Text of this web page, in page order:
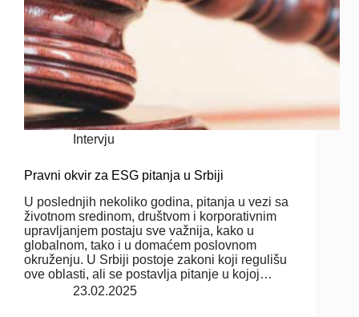
Intervju
Pravni okvir za ESG pitanja u Srbiji
U poslednjih nekoliko godina, pitanja u vezi sa
životnom sredinom, društvom i korporativnim
upravljanjem postaju sve važnija, kako u
globalnom, tako i u domaćem poslovnom
okruženju. U Srbiji postoje zakoni koji regulišu
ove oblasti, ali se postavlja pitanje u kojoj…
23.02.2025